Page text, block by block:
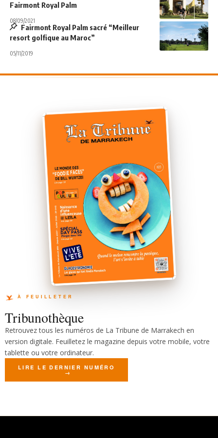
Fairmont Royal Palm
08/09/2021
Fairmont Royal Palm sacré “Meilleur
resort golfique au Maroc”
05/11/2019
Tribunothèque
Retrouvez tous les numéros de La Tribune de Marrakech en
version digitale. Feuilletez le magazine depuis votre mobile, votre
tablette ou votre ordinateur.
LIRE LE DERNIER NUMÉRO